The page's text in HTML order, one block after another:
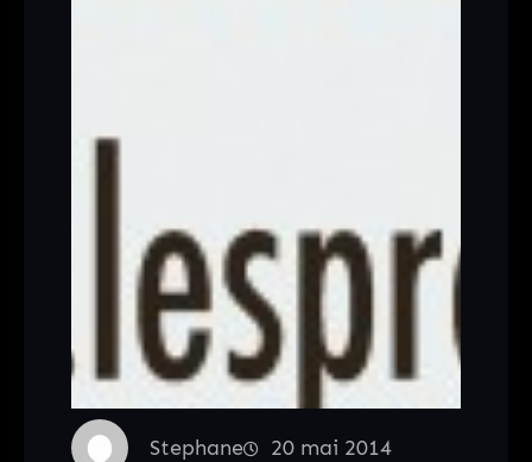
Stephane 20 mai 2014